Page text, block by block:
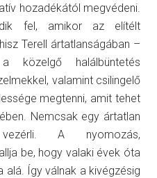
hozadékától megvédeni.
fel, amikor az elítélt
Terell ártatlanságában –
közelgő halálbüntetés
valamint csilingelő
megtenni, amit tehet
Nemcsak egy ártatlan
A nyomozás,
be, hogy valaki évek óta
alá. Így válnak a kivégzésig